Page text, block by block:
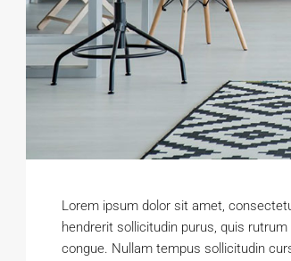
Lorem ipsum dolor sit amet,
hendrerit sollicitudin purus, quis
congue. Nullam tempus sollicitudin